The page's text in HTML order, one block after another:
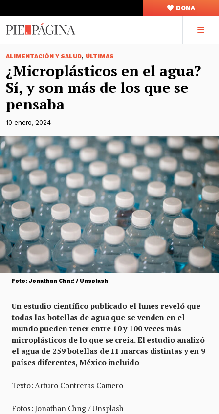
DONA
ALIMENTACIÓN Y SALUD, ÚLTIMAS
¿Microplásticos en el agua?
Sí, y son más de los que se
pensaba
10 enero, 2024
Foto: Jonathan Chng / Unsplash
Un estudio científico publicado el lunes reveló que
todas las botellas de agua que se venden en el
mundo pueden tener entre 10 y 100 veces más
microplásticos de lo que se creía. El estudio analizó
el agua de 259 botellas de 11 marcas distintas y en 9
países diferentes, México incluido
Texto: Arturo Contreras Camero
Fotos: Jonathan Chng / Unsplash